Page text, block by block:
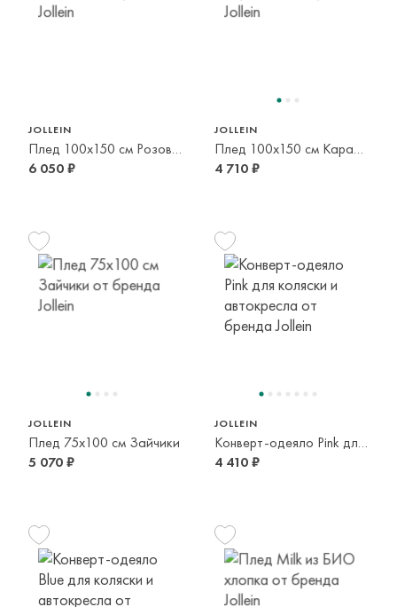
JOLLEIN
Плед 100x150 см Розовый
6 050 ₽
JOLLEIN
Плед 100x150 см Карамель
4 710 ₽
JOLLEIN
Плед 75x100 см Зайчики
5 070 ₽
JOLLEIN
Конверт-одеяло Pink для коляски и автокресла
4 410 ₽